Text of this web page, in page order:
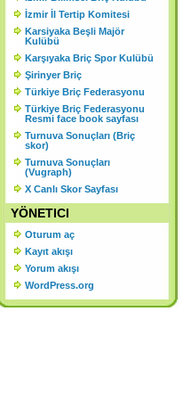
İzmir İl Tertip Komitesi
Karsiyaka Beşli Majör
Kulübü
Karşıyaka Briç Spor Kulübü
Şirinyer Briç
Türkiye Briç Federasyonu
Türkiye Briç Federasyonu
Resmi face book sayfası
Turnuva Sonuçları (Briç
skor)
Turnuva Sonuçları
(Vugraph)
X Canlı Skor Sayfası
YÖNETICI
Oturum aç
Kayıt akışı
Yorum akışı
WordPress.org